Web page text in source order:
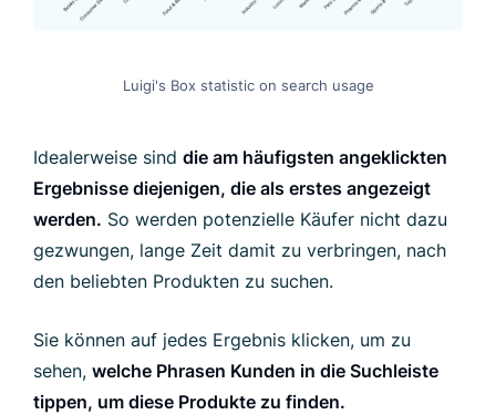
Luigi's Box statistic on search usage
Idealerweise sind die am häufigsten angeklickten
Ergebnisse diejenigen, die als erstes angezeigt
werden. So werden potenzielle Käufer nicht dazu
gezwungen, lange Zeit damit zu verbringen, nach
den beliebten Produkten zu suchen.
Sie können auf jedes Ergebnis klicken, um zu
sehen, welche Phrasen Kunden in die Suchleiste
tippen, um diese Produkte zu finden.